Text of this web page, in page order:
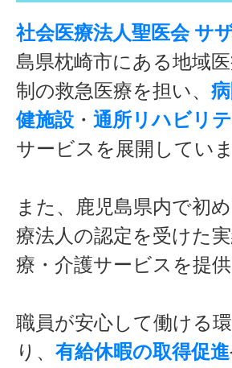
社会医療法人聖医会 サ
島県枕崎市にある地域
制の救急医療を担い、
健施設 ・ 通所リハビリ
サービスを展開していま
また、鹿児島県内で初
療法人の認定を受けた
療・介護サービスを提供
職員が安心して働ける
り、 有給休暇の取得促進